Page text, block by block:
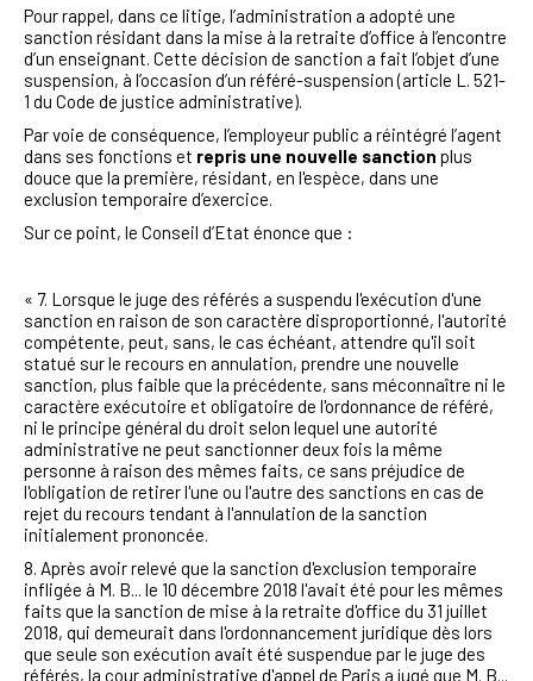
Pour rappel, dans ce litige, l’administration a adopté une
sanction résidant dans la mise à la retraite d’office à l’encontre
d’un enseignant. Cette décision de sanction a fait l’objet d’une
suspension, à l’occasion d’un référé-suspension (article L. 521-
1 du Code de justice administrative).
Par voie de conséquence, l’employeur public a réintégré l’agent
dans ses fonctions et repris une nouvelle sanction plus
douce que la première, résidant, en l'espèce, dans une
exclusion temporaire d’exercice.
Sur ce point, le Conseil d’Etat énonce que :
« 7. Lorsque le juge des référés a suspendu l'exécution d'une
sanction en raison de son caractère disproportionné, l'autorité
compétente, peut, sans, le cas échéant, attendre qu'il soit
statué sur le recours en annulation, prendre une nouvelle
sanction, plus faible que la précédente, sans méconnaître ni le
caractère exécutoire et obligatoire de l'ordonnance de référé,
ni le principe général du droit selon lequel une autorité
administrative ne peut sanctionner deux fois la même
personne à raison des mêmes faits, ce sans préjudice de
l'obligation de retirer l'une ou l'autre des sanctions en cas de
rejet du recours tendant à l'annulation de la sanction
initialement prononcée.
8. Après avoir relevé que la sanction d'exclusion temporaire
infligée à M. B... le 10 décembre 2018 l'avait été pour les mêmes
faits que la sanction de mise à la retraite d'office du 31 juillet
2018, qui demeurait dans l'ordonnancement juridique dès lors
que seule son exécution avait été suspendue par le juge des
référés, la cour administrative d'appel de Paris a jugé que M. B...